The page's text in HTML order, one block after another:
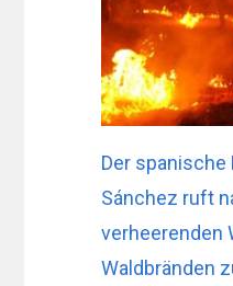
Der
Sánchez ruft
verheerenden
Waldbränden